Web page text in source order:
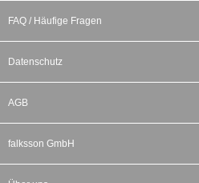
FAQ / Häufige Fragen
Datenschutz
AGB
falksson GmbH